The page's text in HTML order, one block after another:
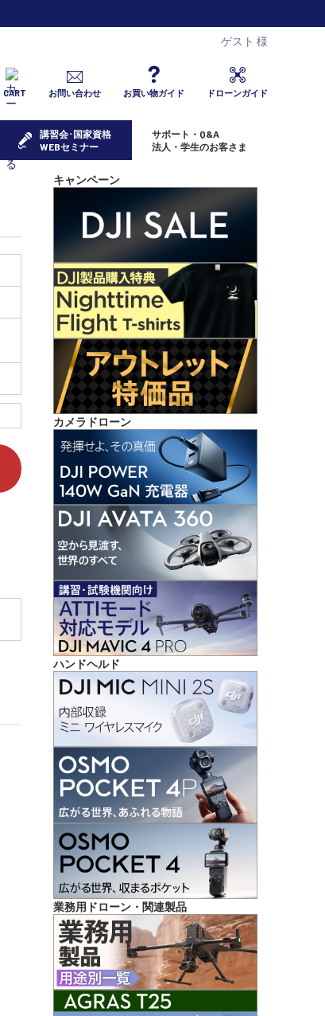
ゲスト 様
CART お問い合わせ お買い物ガイド ドローンガイド
講習会･国家資格
WEBセミナー
サポート・Q&A
法人・学生のお客さま
キャンペーン
カメラドローン
ハンドヘルド
業務用ドローン・関連製品